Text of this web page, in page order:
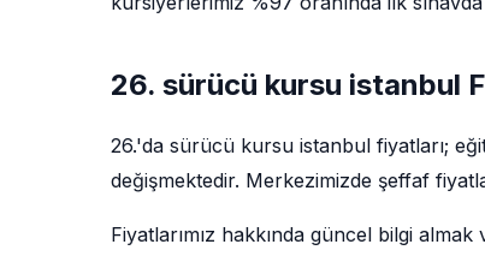
26. sürücü kursu istanbul
26.'da sürücü kursu istanbul fiyatları;
değişmektedir. Merkezimizde şeffaf
Fiyatlarımız hakkında güncel bilgi